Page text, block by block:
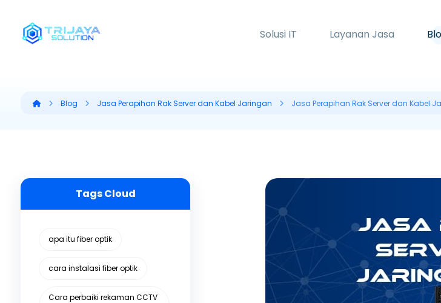
Solusi IT Layanan Jasa
Blog Jasa Perapihan Rak Server dan Kabel Jaringan Jasa Perapihan Rak Server dan Kabel
Tags Cloud
apa itu fiber optik
cara instalasi fiber optik
Cara perbaiki rekaman CCTV